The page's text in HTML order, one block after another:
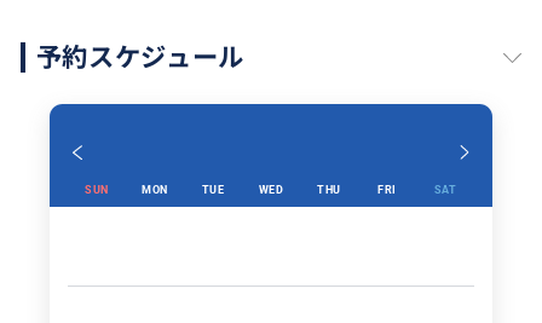
予約スケジュール
SUN MON TUE WED THU FRI SAT